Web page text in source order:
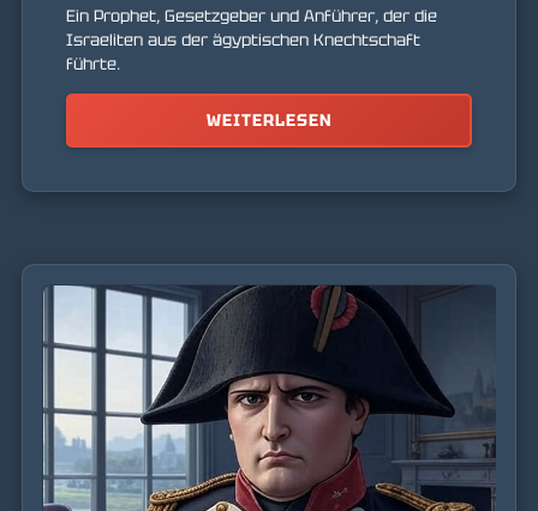
Ein Prophet, Gesetzgeber und Anführer, der die
Israeliten aus der ägyptischen Knechtschaft
führte.
WEITERLESEN